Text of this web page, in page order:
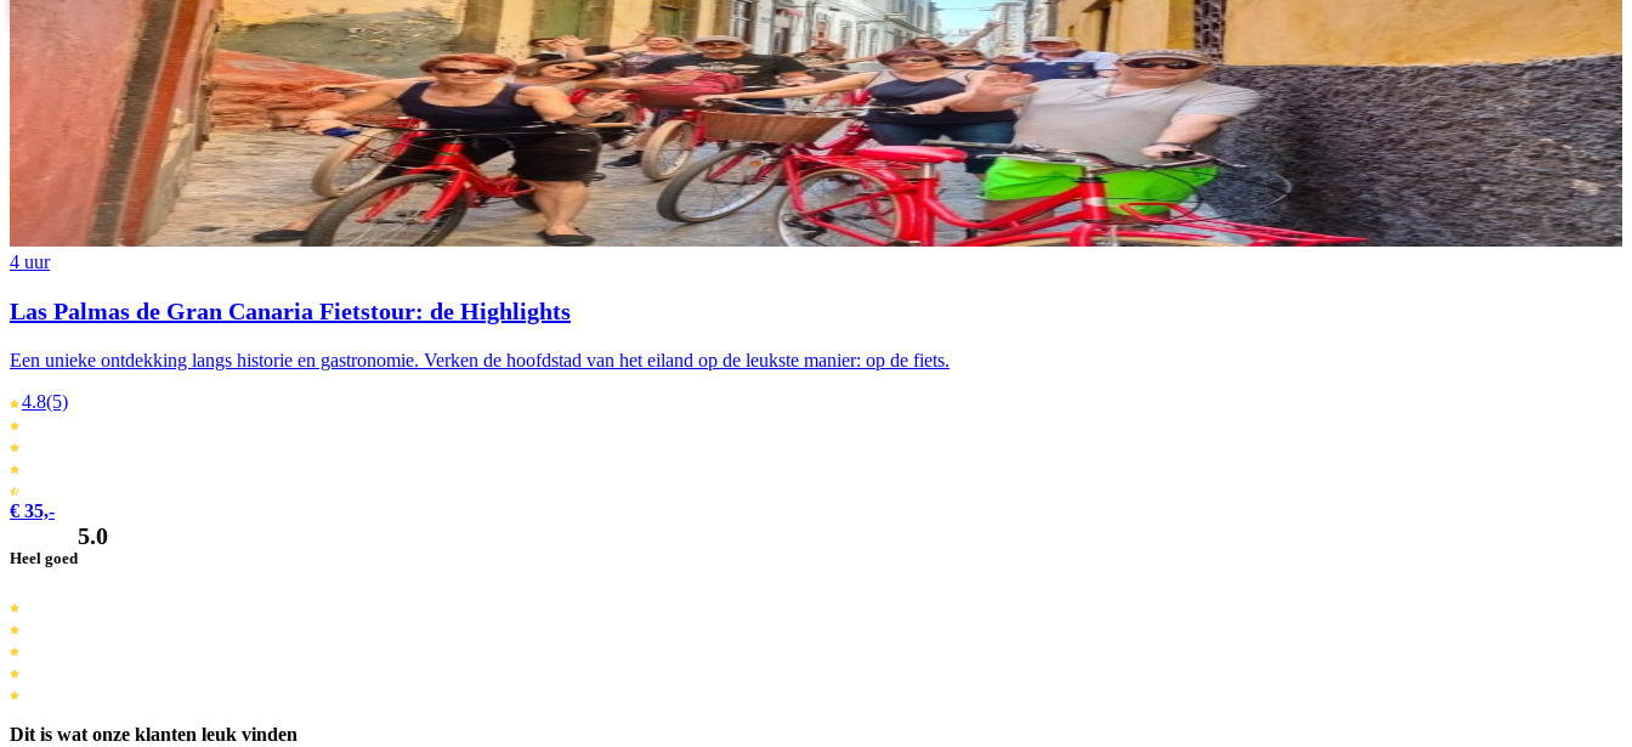
Português
4 uur
Las Palmas de Gran Canaria Fietstour: de Highlights
Een unieke ontdekking langs historie en gastronomie. Verken de hoofdstad van het eiland op de leukste manier: op de fiets.
4.8(5)
€ 35,-
Heel goed
5.0
Dit is wat onze klanten leuk vinden